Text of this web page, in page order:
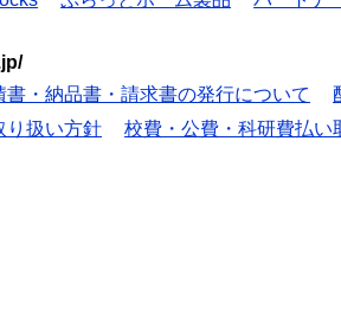
書・納品書・請求書の発行について
り扱い方針 校費・公費・科研費払い